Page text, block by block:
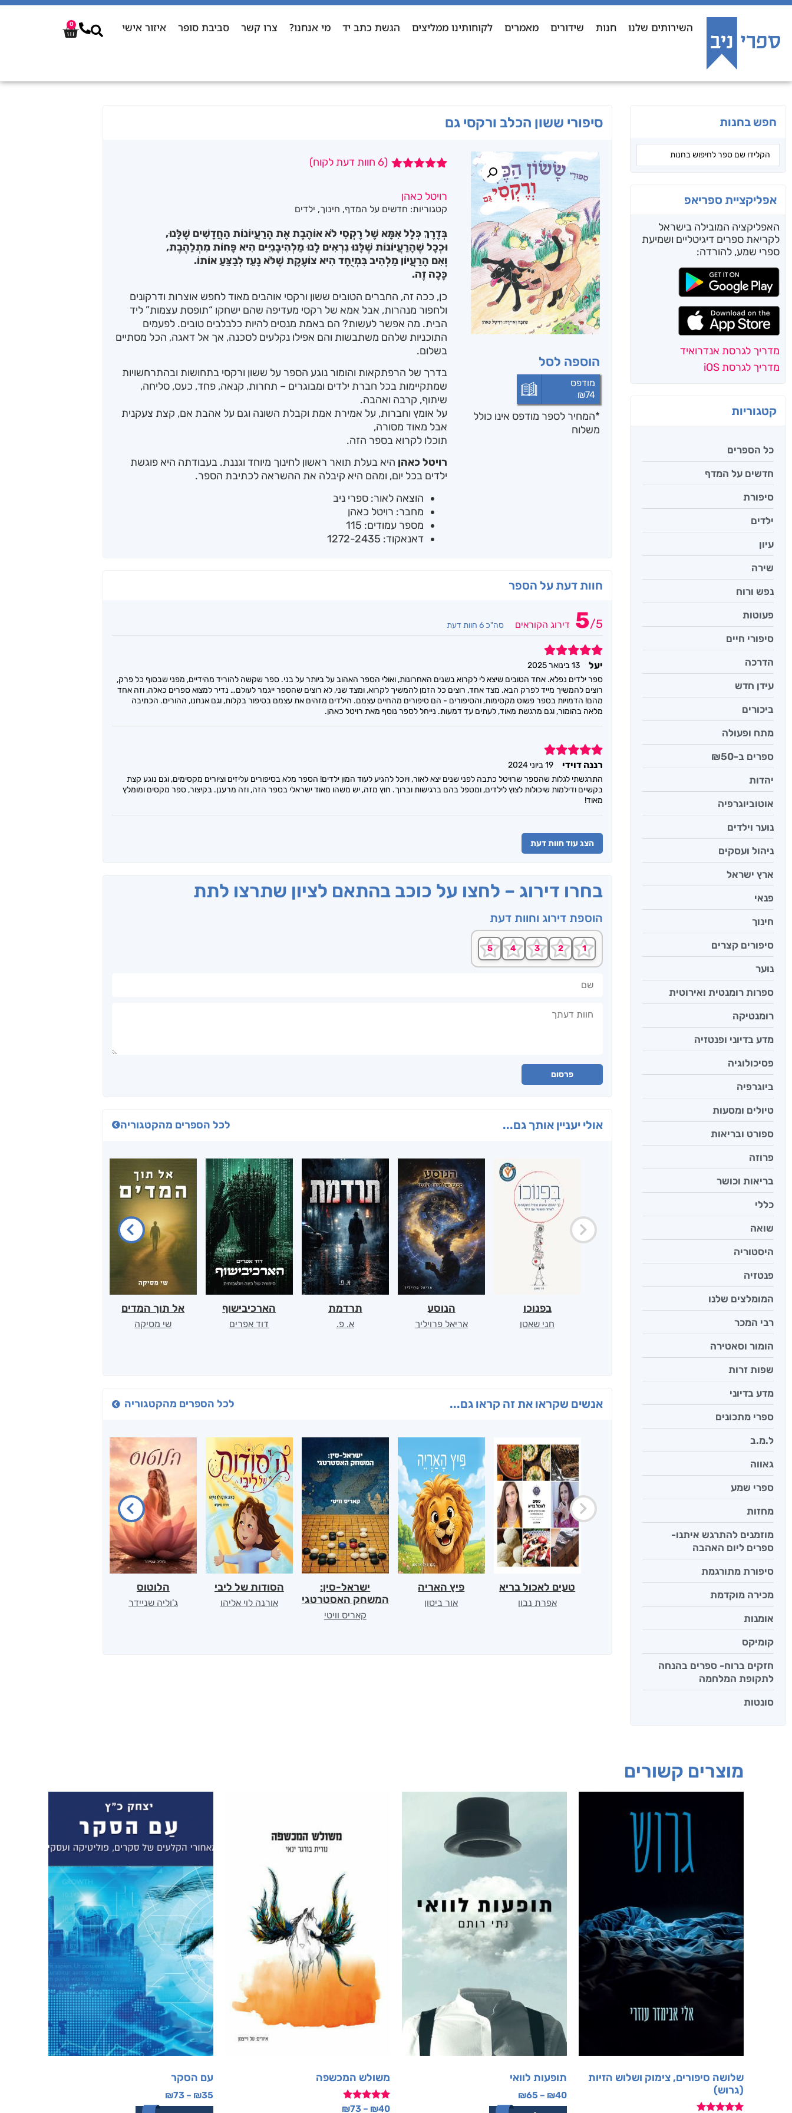
השירותים שלנו חנות שידורים מאמרים לקוחותינו ממליצים הגשת כתב יד מי אנחנו? צרו קשר סביבת סופר איזור אישי 0
חפש בחנות
אפליקציית ספריאפ
האפליקציה המובילה בישראל
לקריאת ספרים דיגיטליים ושמיעת
ספרי שמע, להורדה:
מדריך לגרסת אנדרואיד
מדריך לגרסת iOS
קטגוריות
כל הספרים
חדשים על המדף
סיפורת
ילדים
עיון
שירה
נפש ורוח
פעוטות
סיפורי חיים
הדרכה
עידן חדש
ביכורים
מתח ופעולה
ספרים ב-₪50
יהדות
אוטוביוגרפיה
נוער וילדים
ניהול ועסקים
ארץ ישראל
פנאי
חינוך
סיפורים קצרים
נוער
ספרות רומנטית ואירוטית
רומנטיקה
מדע בדיוני ופנטזיה
פסיכולוגיה
ביוגרפיה
טיולים ומסעות
ספורט ובריאות
פרוזה
בריאות וכושר
כללי
שואה
היסטוריה
פנטזיה
המומלצים שלנו
רבי המכר
הומור וסאטירה
שפות זרות
מדע בדיוני
ספרי מתכונים
ל.מ.ב
גאווה
ספרי שמע
מחזות
מוזמנים להתרגש איתנו-
ספרים ליום האהבה
סיפורת מתורגמת
מכירה מוקדמת
אומנות
קומיקס
חזקים ברוח- ספרים בהנחה
לתקופת המלחמה
סונטות
סיפורי ששון הכלב ורקסי גם
הוספה לסל
מודפס
₪74
*המחיר לספר מודפס אינו כולל
משלוח
מבוסס על
דירוגים של
(
6 חוות דעת לקוח)
רויטל כאהן
קטגוריות: חדשים על המדף, חינוך, ילדים
בְּדֶרֶךְ כְּלָל אִמָּא שֶׁל רֶקְסִי לֹא אוֹהֶבֶת אֶת הָרַעֲיוֹנוֹת הַחֲדָשִׁים שֶׁלָּנוּ,
וּכְכָל שֶׁהָרַעֲיוֹנוֹת שֶׁלָּנוּ נִרְאִים לָנוּ מַלְהִיבָנִיִּים הִיא פָּחוֹת מִתְלַהֶבֶת,
וְאִם הָרַעֲיוֹן מַלְהִיב בִּמְיֻחָד הִיא צוֹעֶקֶת שֶׁלֹּא נָעֵז לְבַצֵּעַ אוֹתוֹ.
כָּכָה זֶה.
כן, ככה זה, החברים הטובים ששון ורקסי אוהבים מאוד לחפש אוצרות ודרקונים
ולחפור מנהרות, אבל אמא של רקסי מעדיפה שהם ישחקו “תופסת עצמות” ליד
הבית. מה אפשר לעשות? הם באמת מנסים להיות כלבלבים טובים. לפעמים
התוכניות שלהם משתבשות והם אפילו נקלעים לסכנה, אך אל דאגה, הכל מסתיים
בשלום.
בדרך של הרפתקאות והומור נוגע הספר על ששון ורקסי בתחושות ובהתרחשויות
שמתקיימות בכל חברת ילדים ומבוגרים – תחרות, קנאה, פחד, כעס, סליחה,
שיתוף, קרבה ואהבה.
על אומץ וחברות, על אמירת אמת וקבלת השונה וגם על אהבת אם, קצת צעקנית
אבל מאוד מסורה,
תוכלו לקרוא בספר הזה.
רויטל כאהן היא בעלת תואר ראשון לחינוך מיוחד וגננת. בעבודתה היא פוגשת
ילדים בכל יום, ומהם היא קיבלה את ההשראה לכתיבת הספר.
הוצאה לאור: ספרי ניב
מחבר: רויטל כאהן
מספר עמודים: 115
דאנאקוד: 1272-2435
חוות דעת על הספר
5/5 דירוג הקוראים סה"כ 6 חוות דעת
5
יעל
13 בינואר 2025
ספר ילדים נפלא. אחד הטובים שיצא לי לקרוא בשנים האחרונות, ואולי הספר האהוב על ביותר על בני. ספר שקשה להוריד מהידיים, מפני שבסוף כל פרק,
רוצים להמשיך מייד לפרק הבא. מצד אחד, רוצים כל הזמן להמשיך לקרוא, ומצד שני, לא רוצים שהספר ייגמר לעולם… נדיר למצוא ספרים כאלה, וזה אחד
מהם! הדמויות בספר פשוט מקסימות, והסיפורים - הם סיפורים מהחיים עצמם. הילדים מזהים את עצמם בסיפור בקלות, וגם אנחנו, ההורים. הכתיבה
מלאה בהומור, וגם מרגשת מאוד, לעתים עד דמעות. נייחל לספר נוסף מאת רויטל כאהן.
5
רננה דוידי
19 ביוני 2024
התרגשתי לגלות שהספר שרויטל כתבה לפני שנים יצא לאור, ויוכל להגיע לעוד המון ילדים! הספר מלא בסיפורים עליזים וציורים מקסימים, וגם נוגע קצת
בקשיים ודילמות שיכולות לצוץ לילדים, ומטפל בהם ברגישות וברוך. חוץ מזה, יש משהו מאוד ישראלי בספר הזה, וזה מרענן. בקיצור, ספר מקסים ומומלץ
מאוד!
הצג עוד חוות דעת
בחרו דירוג – לחצו על כוכב בהתאם לציון שתרצו לתת
הוספת דירוג וחוות דעת
פרסום
אולי יעניין אותך גם... לכל הספרים מהקטגוריה
בפנוכו
חני שאטן
הנוסע
אריאל פרויליך
תרדמת
א. פ.
הארכיבישוף
דוד אפרים
אל תוך המדים
שי מסיקה
אנשים שקראו את זה קראו גם... לכל הספרים מהקטגוריה
טעים לאכול בריא
אפרת נבון
פיץ האריה
אור ביטון
ישראל-סין:
המשחק האסטרטגי
קאריס וויטי
הסודות של ליבי
אורנה לוי אליהו
הלוטוס
ג'וליה שניידר
מוצרים קשורים
שלושה סיפורים, צימוק ושלוש הזיות
(גרוש)
תופעות לוואי
₪40
–
₪65
משולש המכשפה
דורג₪40
–
₪73
עם הסקר
₪35
–
₪73